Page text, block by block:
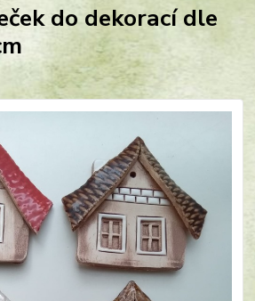
do dekorací dle